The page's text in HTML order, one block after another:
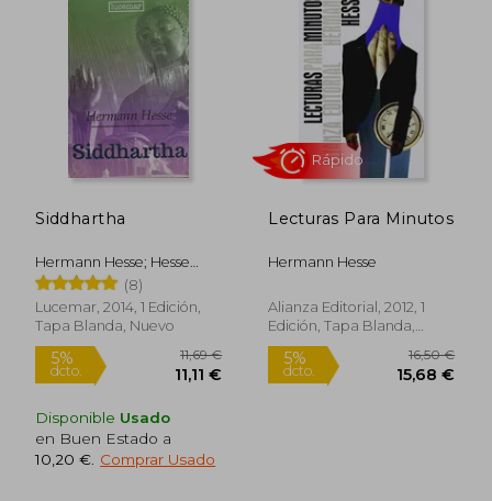
5%
dcto.
Siddhartha
Hermann Hesse; Hesse
Hermann
(8)
Lucemar, 2014, 1 Edición,
Tapa Blanda, Nuevo
Disponible Usado
en Buen Estado a
10,20 € Comprar Usado
Lecturas Para Minutos
Hermann Hesse
Alianza Editorial, 2012, 1
Edición, Tapa Blanda,
Nuevo